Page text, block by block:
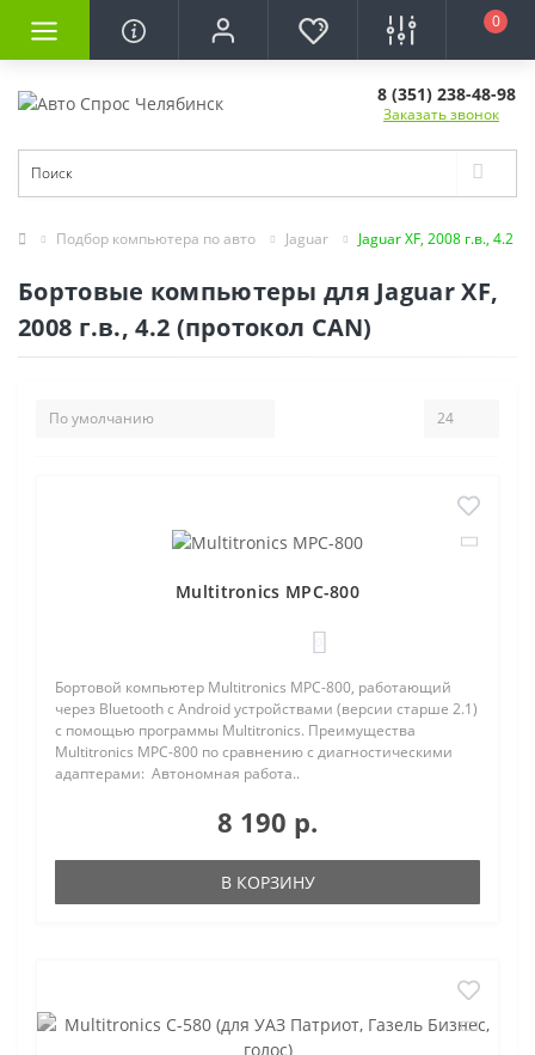
0
8 (351) 238-48-98
Заказать звонок
Подбор компьютера по авто Jaguar Jaguar XF, 2008 г.в., 4.2
Бортовые компьютеры для Jaguar XF,
2008 г.в., 4.2 (протокол CAN)
Multitronics MPC-800
Бортовой компьютер Multitronics MPC-800, работающий
через Bluetooth с Android устройствами (версии старше 2.1)
с помощью программы Multitronics. Преимущества
Multitronics MPC-800 по сравнению с диагностическими
адаптерами: Автономная работа..
8 190 р.
В КОРЗИНУ